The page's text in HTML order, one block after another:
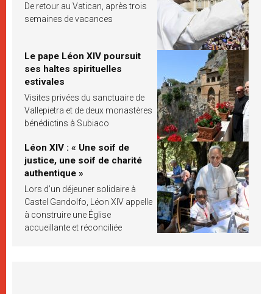
De retour au Vatican, après trois
semaines de vacances
Le pape Léon XIV poursuit
ses haltes spirituelles
estivales
Visites privées du sanctuaire de
Vallepietra et de deux monastères
bénédictins à Subiaco
Léon XIV : « Une soif de
justice, une soif de charité
authentique »
Lors d’un déjeuner solidaire à
Castel Gandolfo, Léon XIV appelle
à construire une Église
accueillante et réconciliée